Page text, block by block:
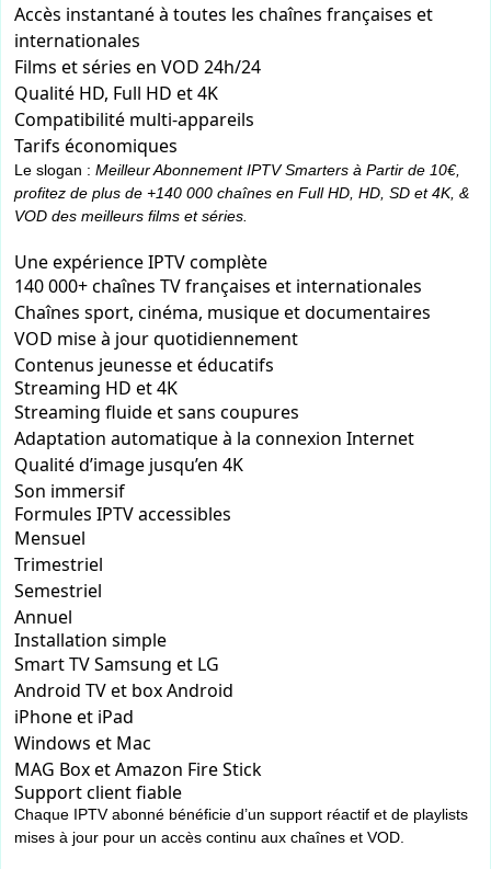
Accès instantané à toutes les chaînes françaises et
internationales
Films et séries en VOD 24h/24
Qualité HD, Full HD et 4K
Compatibilité multi-appareils
Tarifs économiques
Le slogan : Meilleur Abonnement IPTV Smarters à Partir de 10€,
profitez de plus de +140 000 chaînes en Full HD, HD, SD et 4K, &
VOD des meilleurs films et séries.
Une expérience IPTV complète
140 000+ chaînes TV françaises et internationales
Chaînes sport, cinéma, musique et documentaires
VOD mise à jour quotidiennement
Contenus jeunesse et éducatifs
Streaming HD et 4K
Streaming fluide et sans coupures
Adaptation automatique à la connexion Internet
Qualité d’image jusqu’en 4K
Son immersif
Formules IPTV accessibles
Mensuel
Trimestriel
Semestriel
Annuel
Installation simple
Smart TV Samsung et LG
Android TV et box Android
iPhone et iPad
Windows et Mac
MAG Box et Amazon Fire Stick
Support client fiable
Chaque IPTV abonné bénéficie d’un support réactif et de playlists
mises à jour pour un accès continu aux chaînes et VOD.